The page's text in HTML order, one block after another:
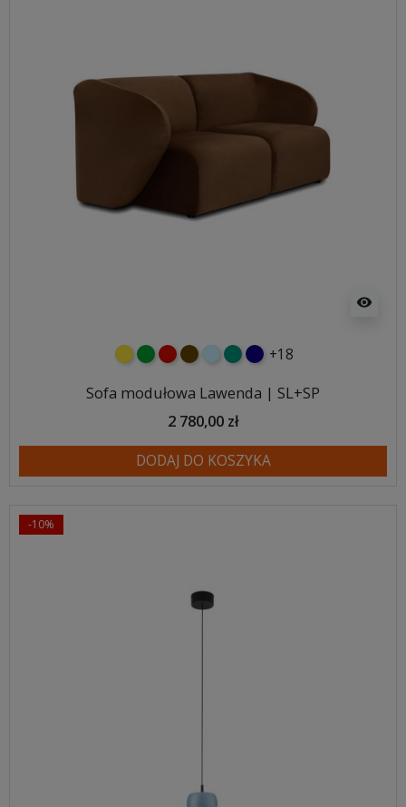
visibility
żółtyzielonyczerwony
czekoladowy
błękitnyturkusowy
granatowy
+18
Sofa modułowa Lawenda | SL+SP
2 780,00 zł
DODAJ DO KOSZYKA
-10%